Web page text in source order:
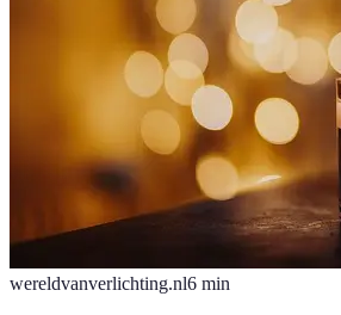
wereldvanverlichting.nl6 min